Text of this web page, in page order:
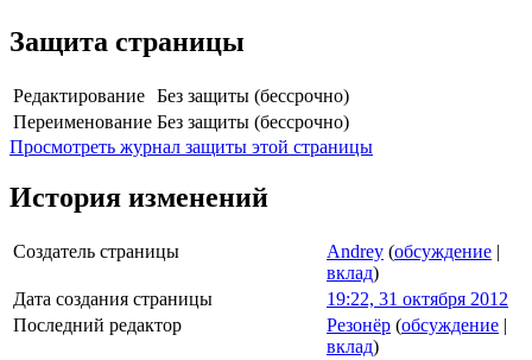
Защита страницы
Редактирование Без защиты (бессрочно)
Переименование Без защиты (бессрочно)
Просмотреть журнал защиты этой страницы
История изменений
Создатель страницы Andrey (обсуждение |
вклад)
Дата создания страницы
19:22, 31 октября 2012
Последний редактор
Резонёр (обсуждение |
вклад)